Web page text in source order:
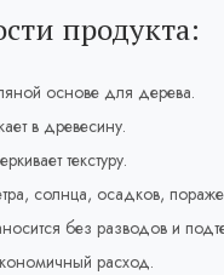
продукта:
основе для дерева.
в древесину.
текстуру.
солнца, осадков,
без разводов и
расход.